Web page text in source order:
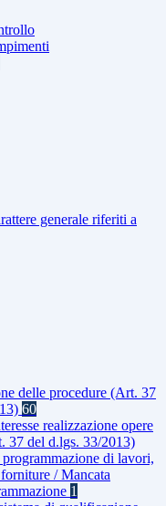
generale riferiti a
delle procedure (Art. 37
60
realizzazione opere
37 del d.lgs. 33/2013)
di lavori,
/ Mancata
1